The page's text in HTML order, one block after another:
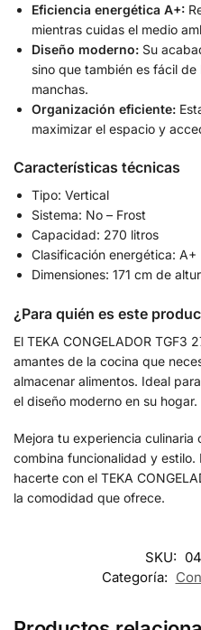
Eficiencia energética A+:
mientras cuidas el medio
Diseño moderno: Su
sino que también es fácil
manchas.
Organización eficiente:
maximizar el espacio y
Características técnicas
Tipo: Vertical
Sistema: No – Frost
Capacidad: 270 litros
Clasificación energética: A+
Dimensiones: 171 cm de
¿Para quién es este
El TEKA CONGELADOR
amantes de la cocina que
almacenar alimentos. Ideal
el diseño moderno en su hogar.
Mejora tu experiencia culinaria
combina funcionalidad y
hacerte con el TEKA
la comodidad que ofrece.
SKU:
Categoría: